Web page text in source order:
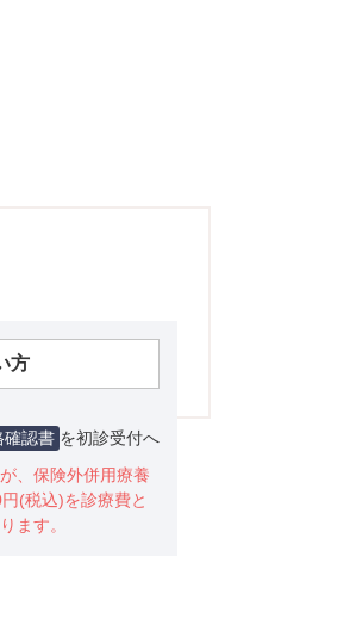
方
確認書 を初診受付へ
、保険外併用療養
(税込)を診療費と
ます。